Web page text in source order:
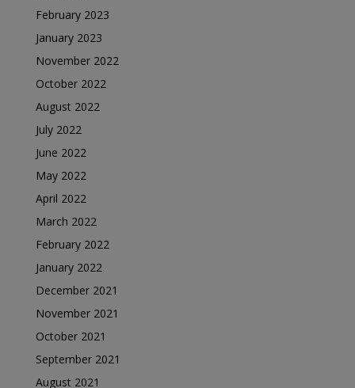
February 2023
January 2023
November 2022
October 2022
August 2022
July 2022
June 2022
May 2022
April 2022
March 2022
February 2022
January 2022
December 2021
November 2021
October 2021
September 2021
August 2021